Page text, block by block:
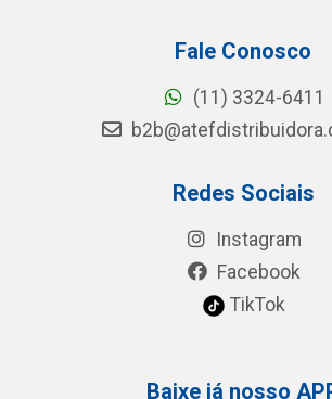
Fale Conosco
(11) 3324-6411
Redes Sociais
Instagram
Facebook
TikTok
Baixe já nosso